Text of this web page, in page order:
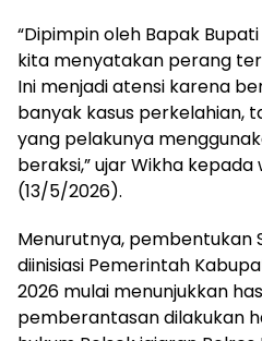
“Dipimpin oleh Bapak
kita menyatakan perang
Ini menjadi atensi karena
banyak kasus perkelahian,
yang pelakunya
beraksi,” ujar Wikha
(13/5/2026).
Menurutnya, pembentukan
diinisiasi Pemerintah
2026 mulai menunjukkan
pemberantasan dilakukan